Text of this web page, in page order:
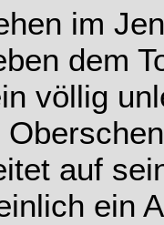
im
dem
völlig
auf
ein